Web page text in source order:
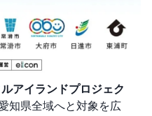
アイランドプロジェク
知県全域へと対象を広